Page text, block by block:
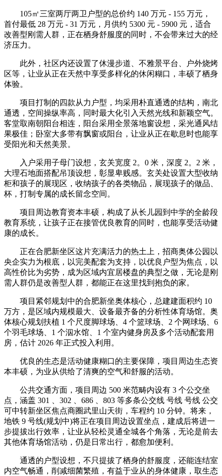
105㎡三室两厅两卫户型的总价约 140 万元 - 155 万元，
首付最低 28 万元 - 31 万元，月供约 5300 元 - 5900 元，适合
改善型刚需人群，正在栖身舒服度的同时，不会带来过大的经
济压力。
此外，社区内还设置了休漫步道、不雅景平台、户外烧烤
区等，让业从正在天然中享受多样化的休闲糊口，丰硕了栖身
体验。
项目打制的四款从力户型，均采用朴直通透的结构，南北
通透，空间操纵率高，同时最大化引入天然光线和新颖空气。
客堂取南朝阳台相连，阳台采用全景落地窗设想，采光通风结
果极佳；卧室大多带有飘窗或阳台，让业从正在歇息时也能享
受阳光和天然美景。
入户采用子母门设想，玄关宽度 2。0 米，深度 2。2 米，
大理石地面搭配吊顶设想，彰显卑贱感。玄关处设置大型收纳
柜和孩子的展现区，收纳孩子的各类物品，展现孩子的做品、
杯，打制专属的成长留念空间。
项目周边教育资本丰硕，构成了从长儿园到中学的全龄段
教育系统，让孩子正在接管优良教育的同时，也能享受活动健
康的成长。
正在合肥新坐区这片充满活力的热土上，招商奥体公园以
央企实力为根底，以完美配套为支持，以优良户型为焦点，以
高性价比为劣势，成为区域内宜居楼盘的典型之做，无论是刚
需人群仍是改善型人群，都能正在这里找到抱负的家。
项目紧邻规划中的合肥新坐奥体核心，总建建面积约 10
万方，是区域内规模最大、设备最齐备的分析性体育场馆。奥
体核心规划扶植 1 个尺度脚球场、4 个篮球场、2 个网球场、6
个羽毛球场、1 个泅水馆、1 个室内健身房及多个活动配套用
房，估计 2026 年正式投入利用。
优良的生态是活动健康糊口的主要保障，项目周边生态资
本丰硕，为业从供给了清爽的空气和舒服的活动。
公共交通方面，项目周边 500 米范畴内设有 3 个公交坐
点，涵盖 301 、302 、686 、803 等多条公交线 号线 号线 公交
可中转新坐区焦点商圈武里山天街，车程约 10 分钟。将来，
地铁 9 号线(规划中)将正在项目周边设置坐点，建成后将进一
步提拔出行效率，让业从轻松灵通全城各个角落，无论是前去
其他体育场馆活动，仍是日常出行，都愈加便利。
通透的户型设想，不只提拔了栖身的舒服度，还能连结室
内空气畅通，削减细菌繁殖，有益于业从的身体健康，取生态